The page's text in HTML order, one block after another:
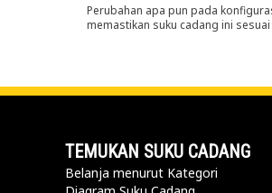
Perubahan apa pun pada
memastikan suku cadang ini
TEMUKAN SUKU CADANG
Belanja menurut Kategori